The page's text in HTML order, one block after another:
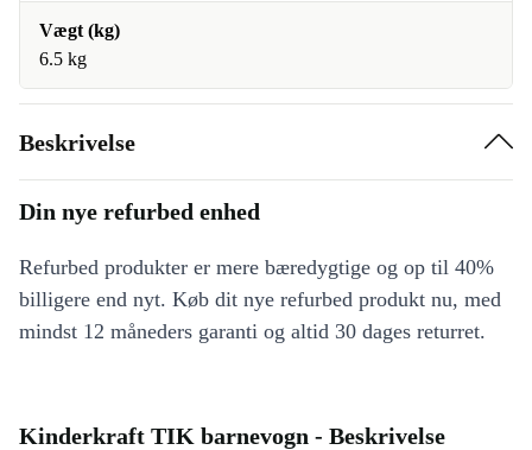
Vægt (kg)
6.5 kg
Beskrivelse
Din nye refurbed enhed
Refurbed produkter er mere bæredygtige og op til 40%
billigere end nyt. Køb dit nye refurbed produkt nu, med
mindst 12 måneders garanti og altid 30 dages returret.
Kinderkraft TIK barnevogn - Beskrivelse